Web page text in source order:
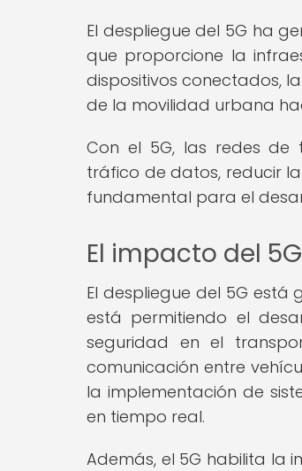
El despliegue del 5G ha
que proporcione la
dispositivos conectados,
de la movilidad urbana
Con el 5G, las redes de
tráfico de datos, reducir
fundamental para el
El impacto del
El despliegue del 5G
está permitiendo el
seguridad en el
comunicación entre
la implementación de
en tiempo real.
Además, el 5G habilita la